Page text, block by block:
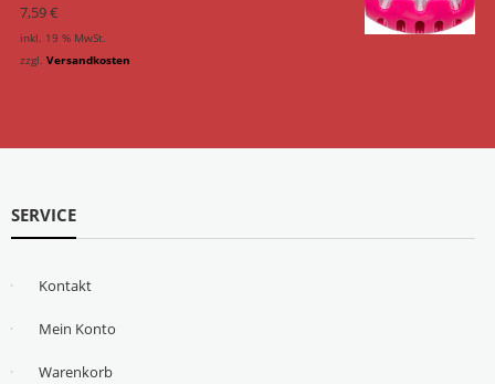
7,59€
inkl. 19 % MwSt.
zzgl. Versandkosten
SERVICE
Kontakt
Mein Konto
Warenkorb